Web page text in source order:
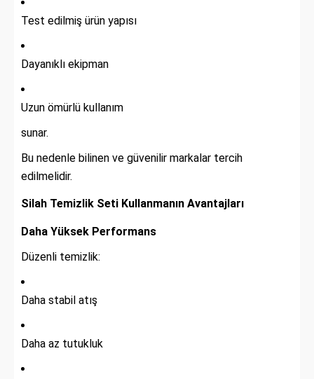
Test edilmiş ürün yapısı
Dayanıklı ekipman
Uzun ömürlü kullanım
sunar.
Bu nedenle bilinen ve güvenilir markalar tercih
edilmelidir.
Silah Temizlik Seti Kullanmanın Avantajları
Daha Yüksek Performans
Düzenli temizlik:
Daha stabil atış
Daha az tutukluk